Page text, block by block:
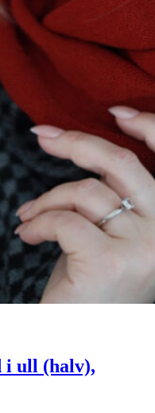
i ull (halv),